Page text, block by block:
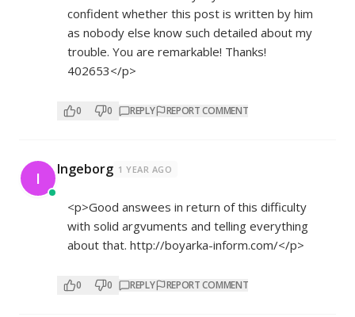
confident whether this post is written by him
as nobody else know such detailed about my
trouble. You are remarkable! Thanks!
402653</p>
0 0 REPLY REPORT COMMENT
I Ingeborg 1 YEAR AGO
<p>Good answees in return of this difficulty
with solid argvuments and telling everything
about that. http://boyarka-inform.com/</p>
0 0 REPLY REPORT COMMENT